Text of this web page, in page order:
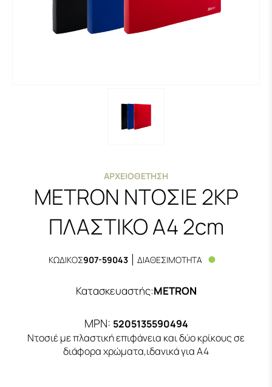
ΑΡΧΕΙΟΘΈΤΗΣΗ
METRON ΝΤΟΣΙΕ 2ΚΡ
ΠΛΑΣTΙΚΟ Α4 2cm
ΚΩΔΙΚΟΣ907-59043 ΔΙΑΘΕΣΙΜΟΤΗΤΑ
Κατασκευαστής:METRON
MPN: 5205135590494
Ντοσιέ με πλαστική επιφάνεια και δύο κρίκους σε
διάφορα χρώματα,ιδανικά για Α4